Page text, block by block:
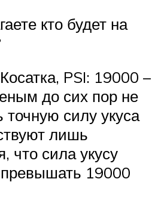
кто будет на
PSI: 19000 –
до сих пор не
точную силу укуса
лишь
что сила укусу
превышать 19000